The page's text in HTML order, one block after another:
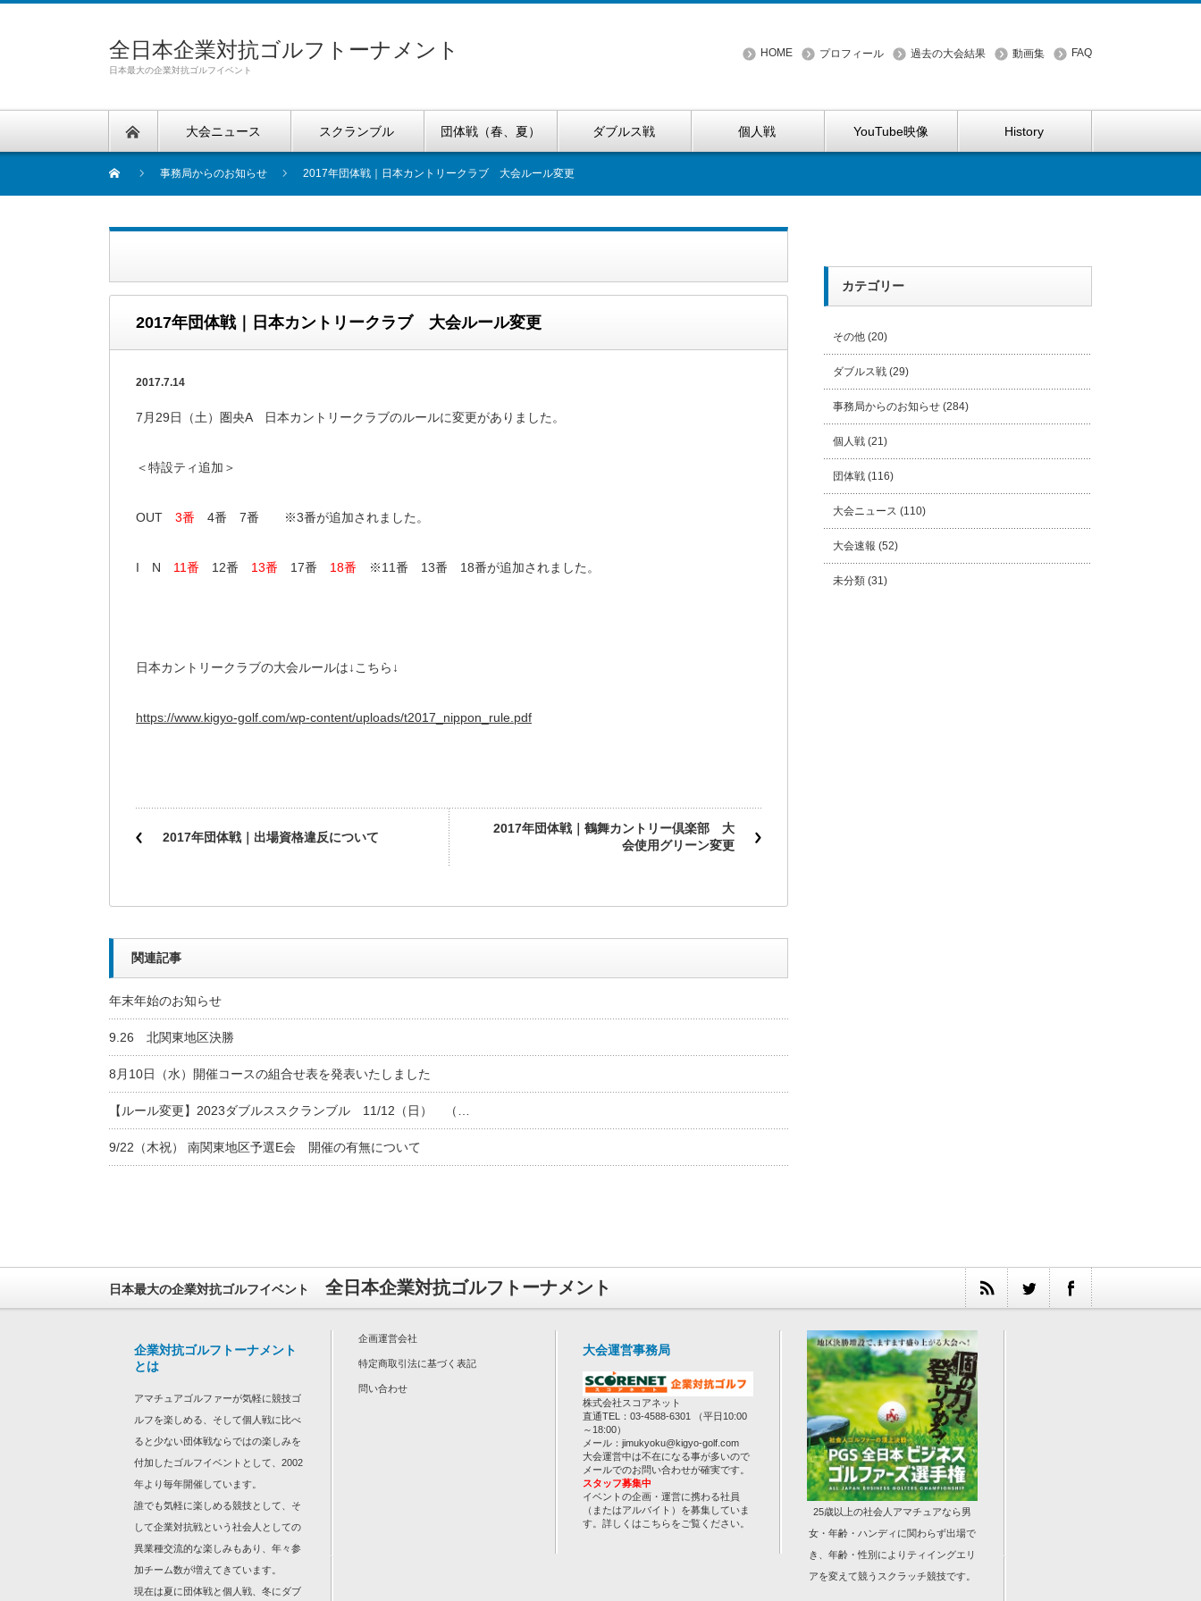
全日本企業対抗ゴルフトーナメント
日本最大の企業対抗ゴルフイベント
HOME プロフィール 過去の大会結果 動画集 FAQ
大会ニュース スクランブル 団体戦（春、夏） ダブルス戦 個人戦 YouTube映像 History
事務局からのお知らせ 2017年団体戦｜日本カントリークラブ 大会ルール変更
2017年団体戦｜日本カントリークラブ 大会ルール変更
2017.7.14
7月29日（土）圏央A 日本カントリークラブのルールに変更がありました。
＜特設ティ追加＞
OUT 3番 4番 7番 ※3番が追加されました。
I N 11番 12番 13番 17番 18番 ※11番 13番 18番が追加されました。
日本カントリークラブの大会ルールは↓こちら↓
https://www.kigyo-golf.com/wp-content/uploads/t2017_nippon_rule.pdf
2017年団体戦｜出場資格違反について
2017年団体戦｜鶴舞カントリー倶楽部 大
会使用グリーン変更
関連記事
年末年始のお知らせ
9.26 北関東地区決勝
8月10日（水）開催コースの組合せ表を発表いたしました
【ルール変更】2023ダブルススクランブル 11/12（日） （…
9/22（木祝） 南関東地区予選E会 開催の有無について
カテゴリー
その他 (20)
ダブルス戦 (29)
事務局からのお知らせ (284)
個人戦 (21)
団体戦 (116)
大会ニュース (110)
大会速報 (52)
未分類 (31)
日本最大の企業対抗ゴルフイベント 全日本企業対抗ゴルフトーナメント
企業対抗ゴルフトーナメント
とは
アマチュアゴルファーが気軽に競技ゴ
ルフを楽しめる、そして個人戦に比べ
ると少ない団体戦ならではの楽しみを
付加したゴルフイベントとして、2002
年より毎年開催しています。
誰でも気軽に楽しめる競技として、そ
して企業対抗戦という社会人としての
異業種交流的な楽しみもあり、年々参
加チーム数が増えてきています。
現在は夏に団体戦と個人戦、冬にダブ
企画運営会社
特定商取引法に基づく表記
問い合わせ
大会運営事務局
株式会社スコアネット
直通TEL：03-4588-6301 （平日10:00
～18:00）
メール：jimukyoku@kigyo-golf.com
大会運営中は不在になる事が多いので
メールでのお問い合わせが確実です。
スタッフ募集中
イベントの企画・運営に携わる社員
（またはアルバイト）を募集していま
す。詳しくは こちらをご覧ください。
25歳以上の社会人アマチュアなら男
女・年齢・ハンディに関わらず出場で
き、年齢・性別によりティイングエリ
アを変えて競うスクラッチ競技です。